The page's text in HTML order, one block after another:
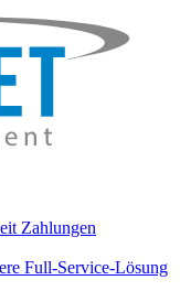
Zahlungen
Full-Service-Lösung